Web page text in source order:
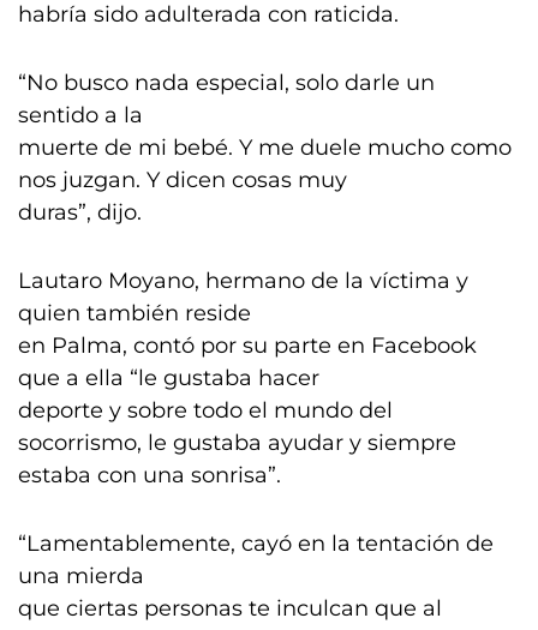
habría sido adulterada con raticida.
“No busco nada especial, solo darle un
sentido a la
muerte de mi bebé. Y me duele mucho como
nos juzgan. Y dicen cosas muy
duras”, dijo.
Lautaro Moyano, hermano de la víctima y
quien también reside
en Palma, contó por su parte en Facebook
que a ella “le gustaba hacer
deporte y sobre todo el mundo del
socorrismo, le gustaba ayudar y siempre
estaba con una sonrisa”.
“Lamentablemente, cayó en la tentación de
una mierda
que ciertas personas te inculcan que al